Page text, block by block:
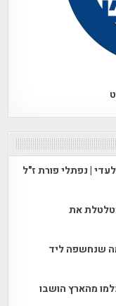
| נפתלי פורת ז"ל
את
שנחשפה ליד
מהארץ הושבו